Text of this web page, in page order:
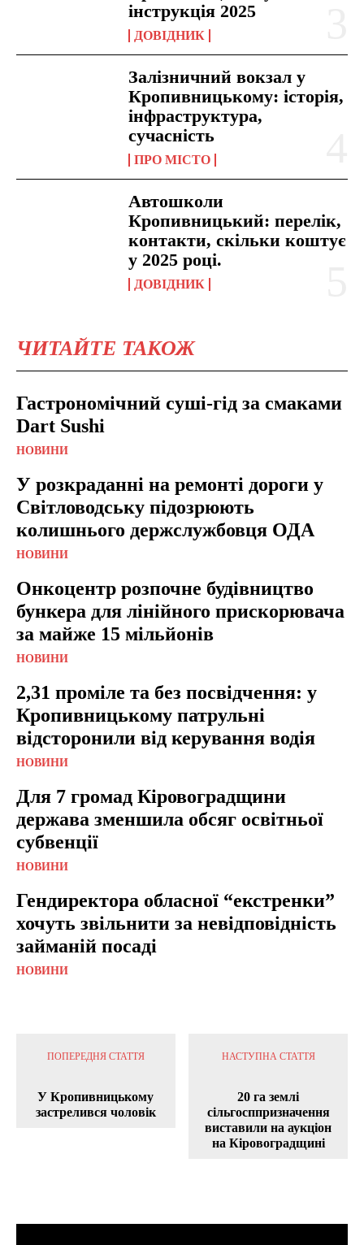
інструкція 2025
ДОВІДНИК
Залізничний вокзал у
Кропивницькому: історія,
інфраструктура,
сучасність
ПРО МІСТО
Автошколи
Кропивницький: перелік,
контакти, скільки коштує
у 2025 році.
ДОВІДНИК
ЧИТАЙТЕ ТАКОЖ
Гастрономічний суші-гід за смаками
Dart Sushi
НОВИНИ
У розкраданні на ремонті дороги у
Світловодську підозрюють
колишнього держслужбовця ОДА
НОВИНИ
Онкоцентр розпочне будівництво
бункера для лінійного прискорювача
за майже 15 мільйонів
НОВИНИ
2,31 проміле та без посвідчення: у
Кропивницькому патрульні
відсторонили від керування водія
НОВИНИ
Для 7 громад Кіровоградщини
держава зменшила обсяг освітньої
субвенції
НОВИНИ
Гендиректора обласної “екстренки”
хочуть звільнити за невідповідність
займаній посаді
НОВИНИ
ПОПЕРЕДНЯ СТАТТЯ
У Кропивницькому
застрелився чоловік
НАСТУПНА СТАТТЯ
20 га землі
сільгосппризначення
виставили на аукціон
на Кіровоградщині